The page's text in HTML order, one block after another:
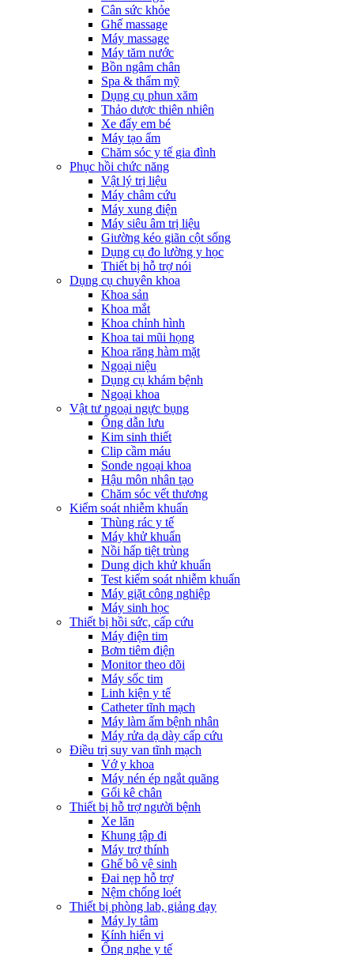
Cân sức khỏe
Ghế massage
Máy massage
Máy tăm nước
Bồn ngâm chân
Spa & thẩm mỹ
Dụng cụ phun xăm
Thảo dược thiên nhiên
Xe đẩy em bé
Máy tạo ẩm
Chăm sóc y tế gia đình
Phục hồi chức năng
Vật lý trị liệu
Máy châm cứu
Máy xung điện
Máy siêu âm trị liệu
Giường kéo giãn cột sống
Dụng cụ đo lường y học
Thiết bị hỗ trợ nói
Dụng cụ chuyên khoa
Khoa sản
Khoa mắt
Khoa chỉnh hình
Khoa tai mũi họng
Khoa răng hàm mặt
Ngoại niệu
Dụng cụ khám bệnh
Ngoại khoa
Vật tư ngoại ngực bụng
Ống dẫn lưu
Kim sinh thiết
Clip cầm máu
Sonde ngoại khoa
Hậu môn nhân tạo
Chăm sóc vết thương
Kiểm soát nhiễm khuẩn
Thùng rác y tế
Máy khử khuẩn
Nồi hấp tiệt trùng
Dung dịch khử khuẩn
Test kiểm soát nhiễm khuẩn
Máy giặt công nghiệp
Máy sinh học
Thiết bị hồi sức, cấp cứu
Máy điện tim
Bơm tiêm điện
Monitor theo dõi
Máy sốc tim
Linh kiện y tế
Catheter tĩnh mạch
Máy làm ấm bệnh nhân
Máy rửa dạ dày cấp cứu
Điều trị suy van tĩnh mạch
Vớ y khoa
Máy nén ép ngắt quãng
Gối kê chân
Thiết bị hỗ trợ người bệnh
Xe lăn
Khung tập đi
Máy trợ thính
Ghế bô vệ sinh
Đai nẹp hỗ trợ
Nệm chống loét
Thiết bị phòng lab, giảng dạy
Máy ly tâm
Kính hiển vi
Ống nghe y tế